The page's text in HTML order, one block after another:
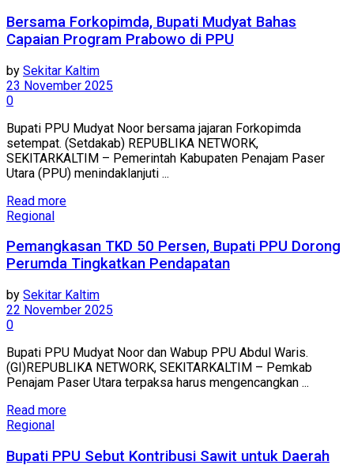
Bersama Forkopimda, Bupati Mudyat Bahas
Capaian Program Prabowo di PPU
by Sekitar Kaltim
23 November 2025
0
Bupati PPU Mudyat Noor bersama jajaran Forkopimda
setempat. (Setdakab) REPUBLIKA NETWORK,
SEKITARKALTIM – Pemerintah Kabupaten Penajam Paser
Utara (PPU) menindaklanjuti ...
Read more
Regional
Pemangkasan TKD 50 Persen, Bupati PPU Dorong
Perumda Tingkatkan Pendapatan
by Sekitar Kaltim
22 November 2025
0
Bupati PPU Mudyat Noor dan Wabup PPU Abdul Waris.
(GI)REPUBLIKA NETWORK, SEKITARKALTIM – Pemkab
Penajam Paser Utara terpaksa harus mengencangkan ...
Read more
Regional
Bupati PPU Sebut Kontribusi Sawit untuk Daerah